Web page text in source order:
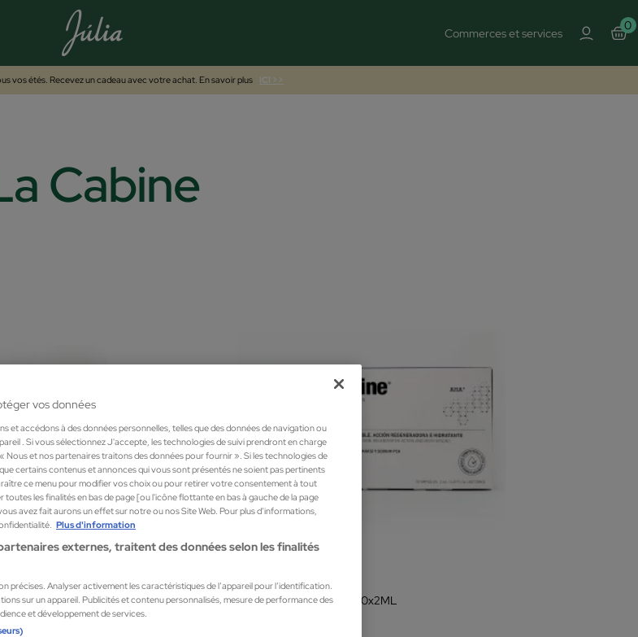
Commerces et services
0
vos étés. Recevez un cadeau avec votre achat. En savoir plus ICI >>
Cabine
10x2ML
La Cabine
AMPOLLAS PEELING 10x2ML
vos données
et accédons à des données personnelles, telles que des données de navigation ou
. Si vous sélectionnez J'accepte, les technologies de suivi prendront en charge
Nous et nos partenaires traitons des données pour fournir ». Si les technologies de
certains contenus et annonces qui vous sont présentés ne soient pas pertinents
ce menu pour modifier vos choix ou pour retirer votre consentement à tout
toutes les finalités en bas de page [ou l'icône flottante en bas à gauche de la page
avez fait aurons un effet sur notre ou nos Site Web. Pour plus d’informations,
Plus d'information
externes, traitent des données selon les finalités
précises. Analyser activement les caractéristiques de l’appareil pour l’identification.
sur un appareil. Publicités et contenu personnalisés, mesure de performance des
et développement de services.